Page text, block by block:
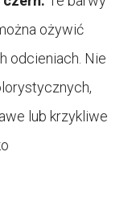
ożywić
odcieniach. Nie
lub krzykliwe